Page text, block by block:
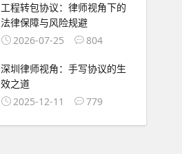
工程转包协议：律师视角下的
法律保障与风险规避
2026-07-25
804
深圳律师视角：手写协议的生
效之道
2025-12-11
779